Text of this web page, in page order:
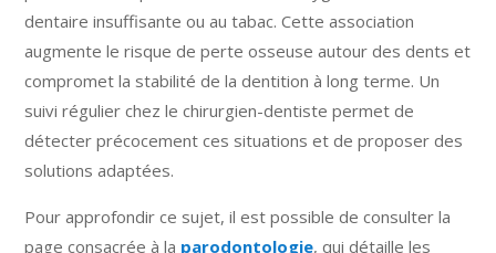
dentaire insuffisante ou au tabac. Cette association
augmente le risque de perte osseuse autour des dents et
compromet la stabilité de la dentition à long terme. Un
suivi régulier chez le chirurgien-dentiste permet de
détecter précocement ces situations et de proposer des
solutions adaptées.
Pour approfondir ce sujet, il est possible de consulter la
page consacrée à la parodontologie, qui détaille les